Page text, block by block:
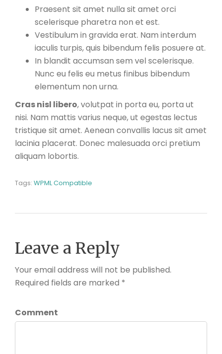
Praesent sit amet nulla sit amet orci
scelerisque pharetra non et est.
Vestibulum in gravida erat. Nam interdum
iaculis turpis, quis bibendum felis posuere at.
In blandit accumsan sem vel scelerisque.
Nunc eu felis eu metus finibus bibendum
elementum non urna.
Cras nisl libero, volutpat in porta eu, porta ut
nisi. Nam mattis varius neque, ut egestas lectus
tristique sit amet. Aenean convallis lacus sit amet
lacinia placerat. Donec malesuada orci pretium
aliquam lobortis.
Tags: WPML Compatible
Leave a Reply
Your email address will not be published.
Required fields are marked *
Comment